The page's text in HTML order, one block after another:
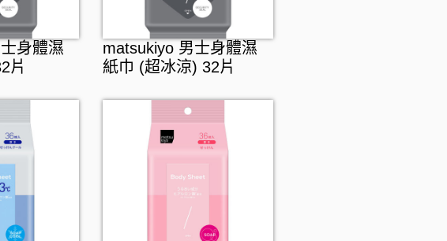
身體濕
片
matsukiyo 男士身體濕
紙巾 (超冰涼) 32片